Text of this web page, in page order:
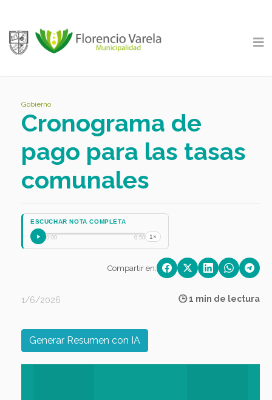
Gobierno
Cronograma de
pago para las tasas
comunales
ESCUCHAR NOTA COMPLETA
0:00 0:50 1×
Compartir en:
1/6/2026 🕒 1 min de lectura
Generar Resumen con IA